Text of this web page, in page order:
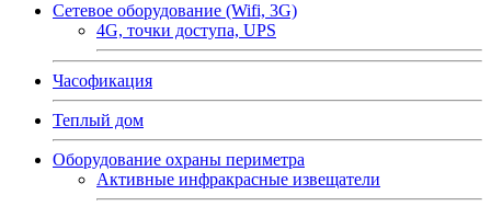
Сетевое оборудование (Wifi, 3G)
4G, точки доступа, UPS
Часофикация
Теплый дом
Оборудование охраны периметра
Активные инфракрасные извещатели